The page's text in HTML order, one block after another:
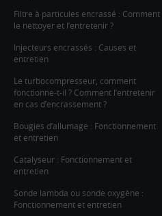
Filtre à particules encrassé : Comment
le nettoyer et l’entretenir ?
Injecteurs encrassés : Causes et
entretien
Le turbocompresseur, comment
fonctionne-t-il ? Comment l’entretenir
en cas d’encrassement ?
Bougies d’allumage : Fonctionnement
et entretien
Catalyseur : Fonctionnement et
entretien
Sonde lambda ou sonde oxygène :
Fonctionnement et entretien